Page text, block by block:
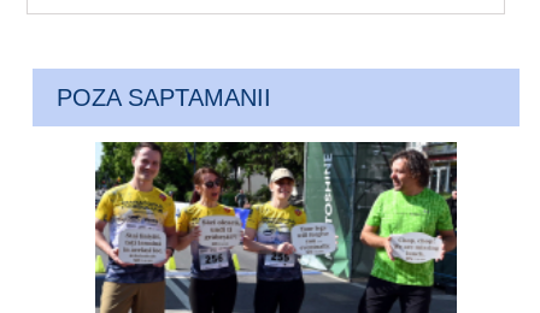
POZA SAPTAMANII